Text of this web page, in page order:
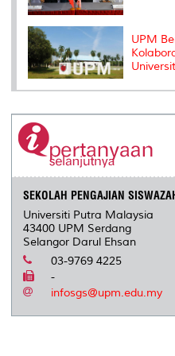
UPM
SEKOLAH PENGAJIAN
Universiti Putra Malaysia
43400 UPM Serdang
Selangor Darul Ehsan
03-9769 4225
-
infosgs@upm.edu.my